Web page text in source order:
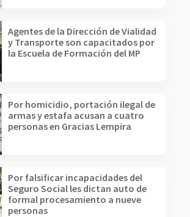
Agentes de la Dirección de Vialidad
y Transporte son capacitados por
la Escuela de Formación del MP
Por homicidio, portación ilegal de
armas y estafa acusan a cuatro
personas en Gracias Lempira
Por falsificar incapacidades del
Seguro Social les dictan auto de
formal procesamiento a nueve
personas